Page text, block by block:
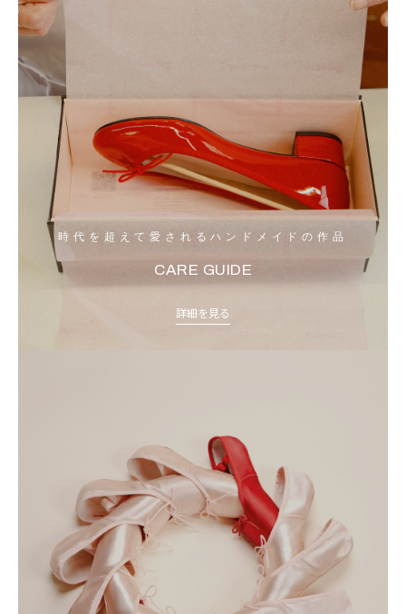
時代を超えて愛されるハンドメイドの作品
CARE GUIDE
詳細を見る